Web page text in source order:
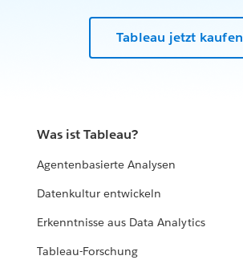
Tableau jetzt kaufen
Was ist Tableau?
Agentenbasierte Analysen
Datenkultur entwickeln
Erkenntnisse aus Data Analytics
Tableau-Forschung